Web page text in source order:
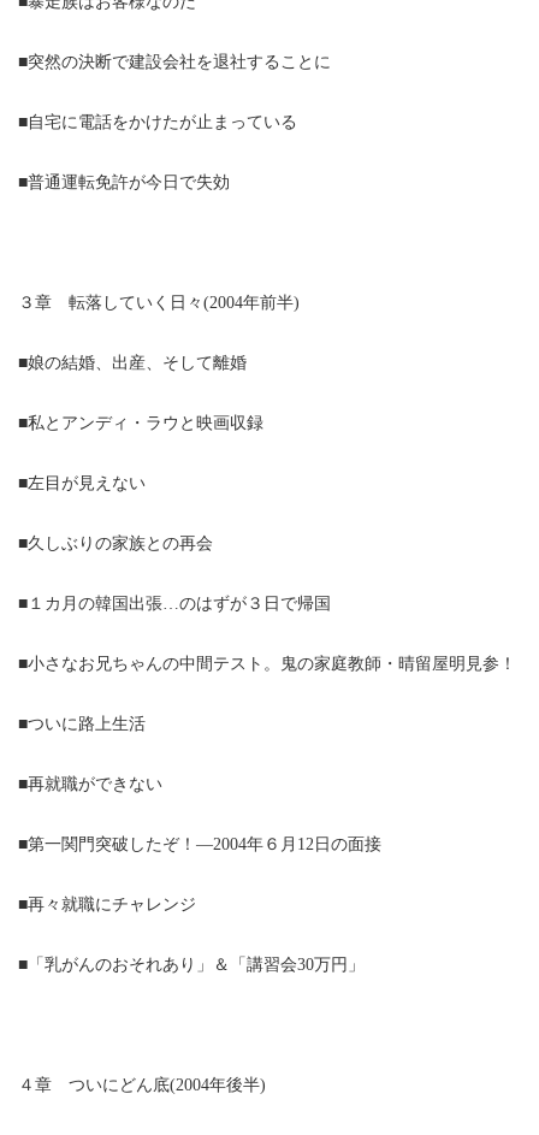
■突然の決断で建設会社を退社することに
■自宅に電話をかけたが止まっている
■普通運転免許が今日で失効
３章 転落していく日々(2004年前半)
■娘の結婚、出産、そして離婚
■私とアンディ・ラウと映画収録
■左目が見えない
■久しぶりの家族との再会
■１カ月の韓国出張…のはずが３日で帰国
■小さなお兄ちゃんの中間テスト。鬼の家庭教師・晴留屋明見参！
■ついに路上生活
■再就職ができない
■第一関門突破したぞ！—2004年６月12日の面接
■再々就職にチャレンジ
■「乳がんのおそれあり」＆「講習会30万円」
４章 ついにどん底(2004年後半)